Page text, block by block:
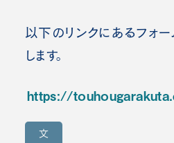
以下のリンクにあるフォ
します。
https://
文